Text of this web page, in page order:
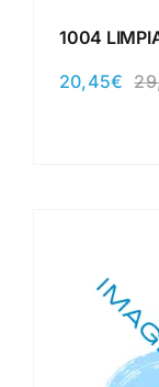
1004
20,45€